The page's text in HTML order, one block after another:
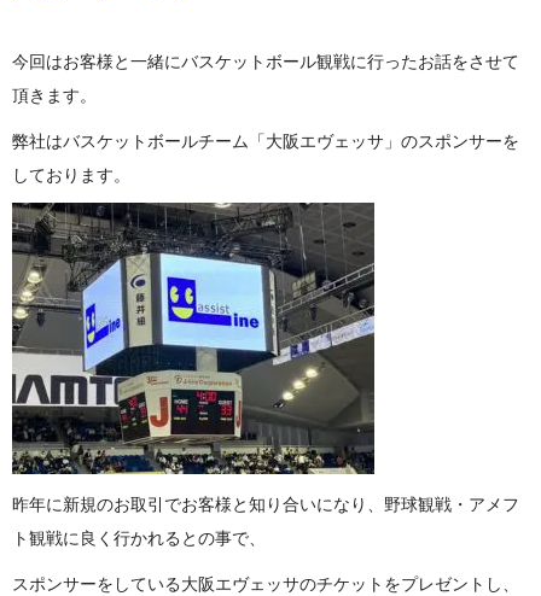
今回はお客様と一緒にバスケットボール観戦に行ったお話をさせて
頂 き ま す 。
弊社はバスケットボールチーム「大阪エヴェッサ」のスポンサーを
してお り ま す 。
昨年に新規のお取引でお客様と知り合いになり、野球観戦・アメフ
ト観戦に良く行かれると の 事 で 、
スポンサーをしている大阪エヴェッサのチケットをプレゼントし、